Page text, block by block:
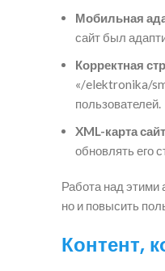
Мобильная
сайт был
Корректная
«/elektronika/
пользователей.
XML-карта
обновлять его
Работа над этими
но и повысить
Контент,